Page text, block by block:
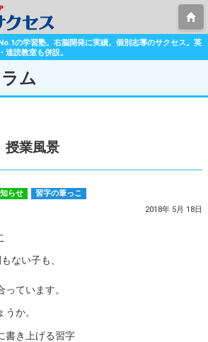
の学習塾。右脳開発に実績。個別志導のサクセス。英
速読教室も併設。
ム
授業風景
らせ
習字の筆っこ
2018年 5月 18日
ない子も、
ています。
か。
書き上げる習字